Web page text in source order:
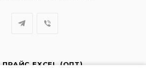
ПРАЙС EXCEL (ОПТ)